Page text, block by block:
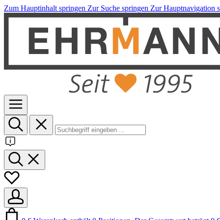
Zum Hauptinhalt springen Zur Suche springen Zur Hauptnavigation